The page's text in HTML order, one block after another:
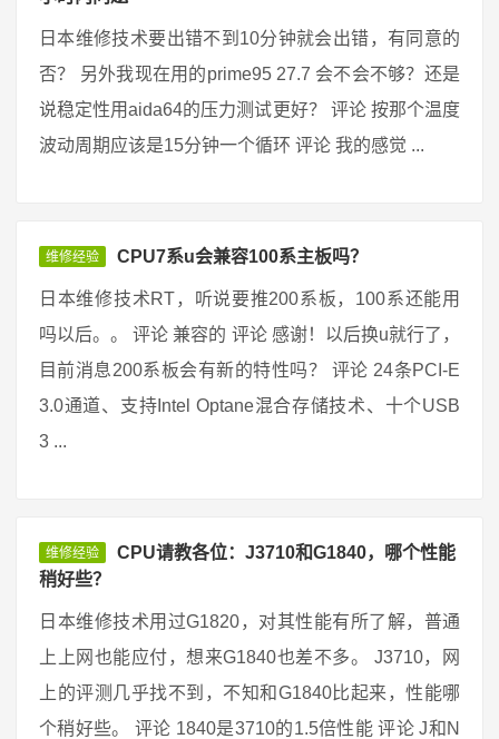
日本维修技术要出错不到10分钟就会出错，有同意的
否？ 另外我现在用的prime95 27.7 会不会不够？还是
说稳定性用aida64的压力测试更好？ 评论 按那个温度
波动周期应该是15分钟一个循环 评论 我的感觉 ...
维修经验 CPU7系u会兼容100系主板吗？
日本维修技术RT，听说要推200系板，100系还能用
吗以后。。 评论 兼容的 评论 感谢！以后换u就行了，
目前消息200系板会有新的特性吗？ 评论 24条PCI-E
3.0通道、支持Intel Optane混合存储技术、十个USB
3 ...
维修经验
CPU请教各位：J3710和G1840，哪个性能
稍好些？
日本维修技术用过G1820，对其性能有所了解，普通
上上网也能应付，想来G1840也差不多。 J3710，网
上的评测几乎找不到，不知和G1840比起来，性能哪
个稍好些。 评论 1840是3710的1.5倍性能 评论 J和N